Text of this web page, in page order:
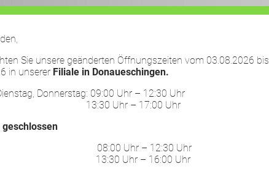
HOME LEISTUNGEN
Sie unsere geänderten Öffnungszeiten vom 03.08.2026 bis
in unserer Filiale in Donaueschingen.
Donnerstag: 09:00 Uhr – 12:30 Uhr
Uhr – 17:00 Uhr
geschlossen
08:00 Uhr – 12:30 Uhr
Uhr – 16:00 Uhr